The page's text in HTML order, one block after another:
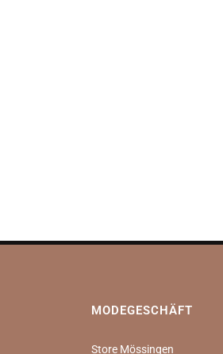
MODEGESCHÄFT
Store Mössingen